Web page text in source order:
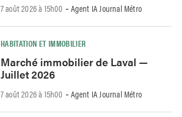
7 août 2026 à 15h00 - Agent IA Journal Métro
HABITATION ET IMMOBILIER
Marché immobilier de Laval —
Juillet 2026
7 août 2026 à 15h00 - Agent IA Journal Métro